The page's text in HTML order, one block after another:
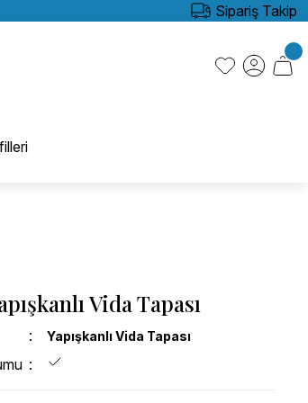
Sipariş Takip
Vida Tapası
Yapışkanlı Vida Tapası